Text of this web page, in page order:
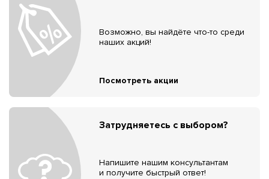
Возможно, вы найдёте что-то среди
наших акций!
Посмотреть акции
Затрудняетесь с выбором?
Напишите нашим консультантам
и получите быстрый ответ!